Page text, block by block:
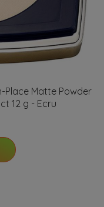
Place Matte Powder
12 g - Ecru